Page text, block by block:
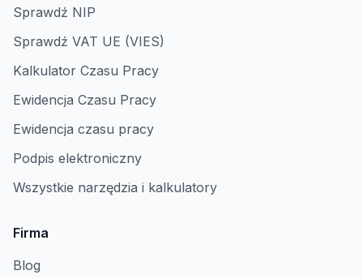
Sprawdź NIP
Sprawdź VAT UE (VIES)
Kalkulator Czasu Pracy
Ewidencja Czasu Pracy
Ewidencja czasu pracy
Podpis elektroniczny
Wszystkie narzędzia i kalkulatory
Firma
Blog